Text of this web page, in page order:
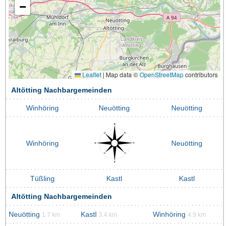
−
Leaflet | Map data ©OpenStreetMapcontributors
Altötting Nachbargemeinden
Winhöring Neuötting Neuötting
Winhöring Neuötting
Tüßling Kastl Kastl
Altötting Nachbargemeinden
Neuötting 1.7 km Kastl 3.4 km Winhöring 4.9 km